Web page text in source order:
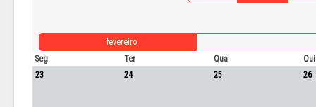
fevereiro
Seg
Ter Qua
Qui
23
24 25 26